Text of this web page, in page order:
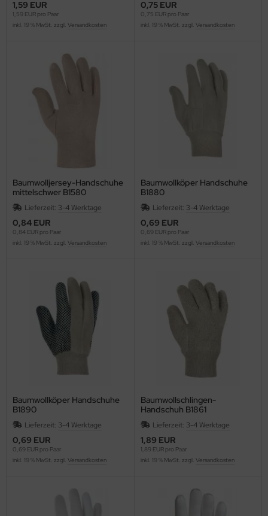
1,59 EUR
1,59 EUR pro Paar
inkl. 19 % MwSt. zzgl. Versandkosten
0,75 EUR
0,75 EUR pro Paar
inkl. 19 % MwSt. zzgl. Versandkosten
Baumwolljersey-Handschuhe
mittelschwer B1580
Lieferzeit: 3-4 Werktage
0,84 EUR
0,84 EUR pro Paar
inkl. 19 % MwSt. zzgl. Versandkosten
Baumwollköper Handschuhe
B1880
Lieferzeit: 3-4 Werktage
0,69 EUR
0,69 EUR pro Paar
inkl. 19 % MwSt. zzgl. Versandkosten
Baumwollköper Handschuhe
B1890
Lieferzeit: 3-4 Werktage
0,69 EUR
0,69 EUR pro Paar
inkl. 19 % MwSt. zzgl. Versandkosten
Baumwollschlingen-
Handschuh B1861
Lieferzeit: 3-4 Werktage
1,89 EUR
1,89 EUR pro Paar
inkl. 19 % MwSt. zzgl. Versandkosten